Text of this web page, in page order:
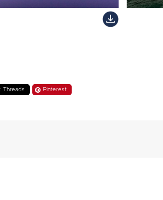
Threads Pinterest